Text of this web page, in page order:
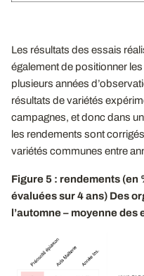
Les résultats des essais
également de positionner les
plusieurs années
résultats de variétés
campagnes, et donc dans
les rendements sont
variétés communes entre
Figure 5 : rendements (en
évaluées sur 4 ans) Des
l’automne – moyenne des